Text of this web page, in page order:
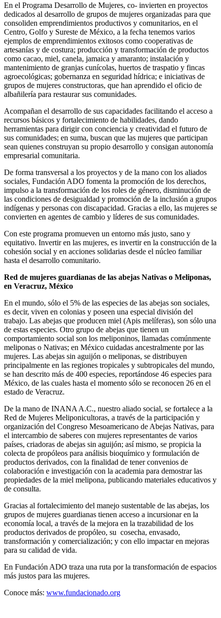
En el Programa Desarrollo de Mujeres, co- invierten en proyectos
dedicados al desarrollo de grupos de mujeres organizadas para que
consoliden emprendimientos productivos y comunitarios, en el
Centro, Golfo y Sureste de México, a la fecha tenemos varios
ejemplos de emprendimientos exitosos como cooperativas de
artesanías y de costura; producción y transformación de productos
como cacao, miel, canela, jamaica y amaranto; instalación y
mantenimiento de granjas cunícolas, huertos de traspatio y fincas
agroecológicas; gobernanza en seguridad hídrica; e iniciativas de
grupos de mujeres constructoras, que han aprendido el oficio de
albañilería para restaurar sus comunidades.
Acompañan el desarrollo de sus capacidades facilitando el acceso a
recursos básicos y fortalecimiento de habilidades, dando
herramientas para dirigir con conciencia y creatividad el futuro de
sus comunidades; en suma, buscan que las mujeres que participan
sean quienes construyan su propio desarrollo y consigan autonomía
empresarial comunitaria.
De forma transversal a los proyectos y de la mano con los aliados
sociales, Fundación ADO fomenta la promoción de los derechos,
impulso a la transformación de los roles de género, disminución de
las condiciones de desigualdad y promoción de la inclusión a grupos
indígenas y personas con discapacidad. Gracias a ello, las mujeres se
convierten en agentes de cambio y líderes de sus comunidades.
Con este programa promueven un entorno más justo, sano y
equitativo. Invertir en las mujeres, es invertir en la construcción de la
cohesión social y en acciones solidarias desde el núcleo familiar
hasta el desarrollo comunitario.
Red de mujeres guardianas de las abejas Nativas o Meliponas,
en Veracruz, México
En el mundo, sólo el 5% de las especies de las abejas son sociales,
es decir, viven en colonias y poseen una especial división del
trabajo. Las abejas que producen miel (Apis melíferas), son sólo una
de estas especies. Otro grupo de abejas que tienen un
comportamiento social son los meliponinos, llamadas comúnmente
meliponas o Nativas; en México cuidadas ancestralmente por las
mujeres. Las abejas sin aguijón o meliponas, se distribuyen
principalmente en las regiones tropicales y subtropicales del mundo,
se han descrito más de 400 especies, reportándose 46 especies para
México, de las cuales hasta el momento sólo se reconocen 26 en el
estado de Veracruz.
De la mano de INANA A.C., nuestro aliado social, se fortalece a la
Red de Mujeres Meliponicultoras, a través de la participación y
organización del Congreso Mesoamericano de Abejas Nativas, para
el intercambio de saberes con mujeres representantes de varios
países, criadoras de abejas sin aguijón; así mismo, se propicia la
colecta de propóleos para análisis bioquímico y formulación de
productos derivados, con la finalidad de tener convenios de
colaboración e investigación con la academia para demostrar las
propiedades de la miel melipona, publicando materiales educativos y
de consulta.
Gracias al fortalecimiento del manejo sustentable de las abejas, los
grupos de mujeres guardianas tienen acceso a incursionar en la
economía local, a través de la mejora en la trazabilidad de los
productos derivados de propóleo, su cosecha, envasado,
transformación y comercialización; y con ello impactar en mejoras
para su calidad de vida.
En Fundación ADO traza una ruta por la transformación de espacios
más justos para las mujeres.
Conoce más: www.fundacionado.org